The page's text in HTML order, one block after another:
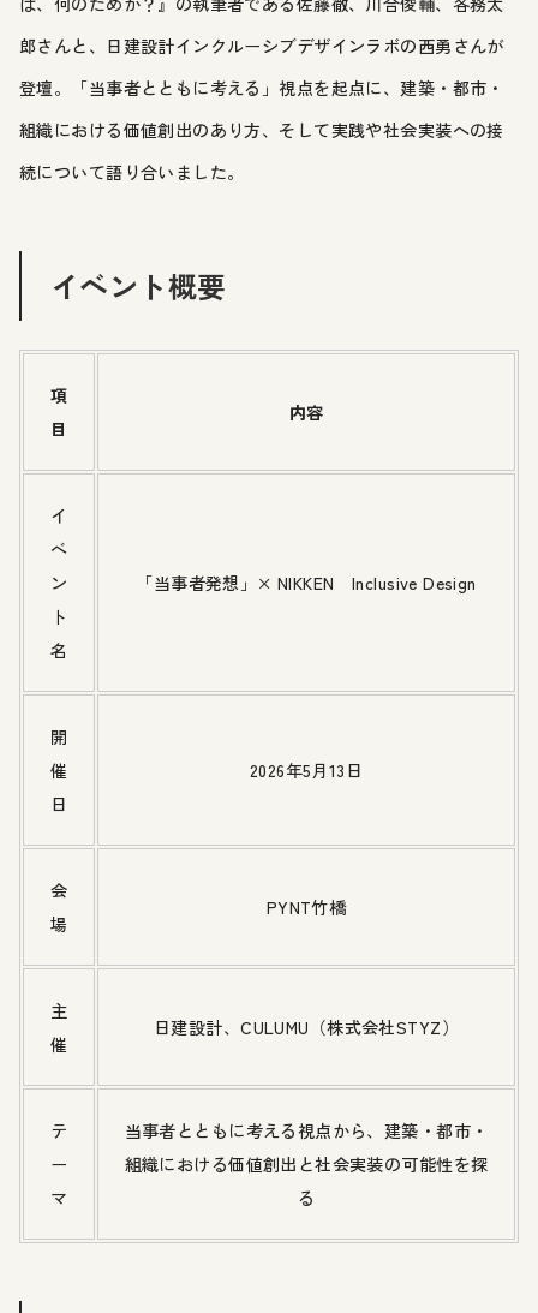
郎さんと、日建設計インクルーシブデザインラボの西勇さんが
登壇。「当事者とともに考える」視点を起点に、建築・都市・
組織における価値創出のあり方、そして実践や社会実装への接
続について語り合いました。
イベント概要
項
目
内容
イ
ベ
ン
ト
名
「当事者発想」× NIKKEN Inclusive Design
開
催
日
2026年5月13日
会
場
PYNT竹橋
主
催
日建設計、CULUMU（株式会社STYZ）
テ
ー
マ
当事者とともに考える視点から、建築・都市・
組織における価値創出と社会実装の可能性を探
る